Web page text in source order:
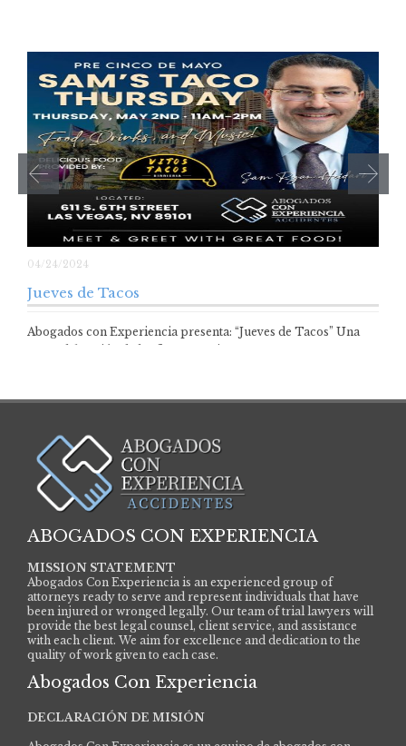
04/24/2024
Jueves de Tacos
Abogados con Experiencia presenta: “Jueves de Tacos” Una
pre-celebración de las fiestas patrias Ven a…
ABOGADOS CON EXPERIENCIA
MISSION STATEMENT
Abogados Con Experiencia is an experienced group of
attorneys ready to serve and represent individuals that have
been injured or wronged legally. Our team of trial lawyers will
provide the best legal counsel, client service, and assistance
with each client. We aim for excellence and dedication to the
quality of work given to each case.
Abogados Con Experiencia
DECLARACIÓN DE MISIÓN